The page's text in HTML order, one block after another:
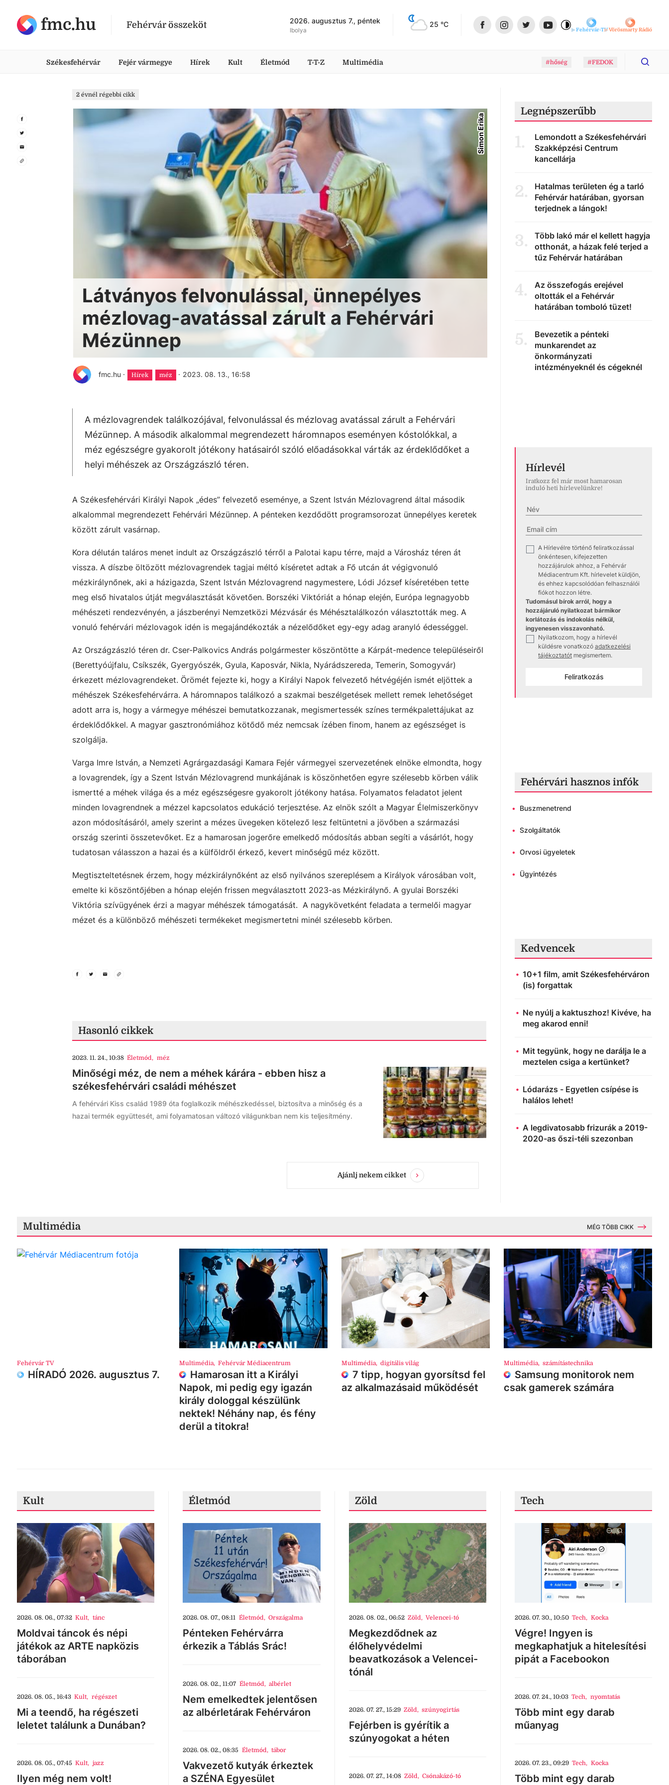
fmc.hu Fehérvár összeköt 2026. augusztus 7., péntek
Ibolya
25 °C
Fehérvár-TVVörösmarty Rádió
Székesfehérvár Fejér vármegye Hírek Kult Életmód T-T-Z Multimédia #hőség #FEDOK
2 évnél régebbi cikk
Simon Erika
Látványos felvonulással, ünnepélyes
mézlovag-avatással zárult a Fehérvári
Mézünnep
fmc.hu · Hírek méz · 2023. 08. 13., 16:58
A mézlovagrendek találkozójával, felvonulással és mézlovag avatással zárult a Fehérvári
Mézünnep. A második alkalommal megrendezett háromnapos eseményen kóstolókkal, a
méz egészségre gyakorolt jótékony hatásairól szóló előadásokkal várták az érdeklődőket a
helyi méhészek az Országzászló téren.
A Székesfehérvári Királyi Napok „édes” felvezető eseménye, a Szent István Mézlovagrend által második
alkalommal megrendezett Fehérvári Mézünnep. A pénteken kezdődött programsorozat ünnepélyes keretek
között zárult vasárnap.
Kora délután taláros menet indult az Országzászló térről a Palotai kapu térre, majd a Városház téren át
vissza. A díszbe öltözött mézlovagrendek tagjai méltó kíséretet adtak a Fő utcán át végigvonuló
mézkirálynőnek, aki a házigazda, Szent István Mézlovagrend nagymestere, Lódi József kíséretében tette
meg első hivatalos útját megválasztását követően. Borszéki Viktóriát a hónap elején, Európa legnagyobb
méhészeti rendezvényén, a jászberényi Nemzetközi Mézvásár és Méhésztalálkozón választották meg. A
vonuló fehérvári mézlovagok idén is megajándékozták a nézelődőket egy-egy adag aranyló édességgel.
Az Országzászló téren dr. Cser-Palkovics András polgármester köszöntötte a Kárpát-medence településeiről
(Berettyóújfalu, Csíkszék, Gyergyószék, Gyula, Kaposvár, Nikla, Nyárádszereda, Temerin, Somogyvár)
érkezett mézlovagrendeket. Örömét fejezte ki, hogy a Királyi Napok felvezető hétvégéjén ismét eljöttek a
méhészek Székesfehérvárra. A háromnapos találkozó a szakmai beszélgetések mellett remek lehetőséget
adott arra is, hogy a vármegye méhészei bemutatkozzanak, megismertessék színes termékpalettájukat az
érdeklődőkkel. A magyar gasztronómiához kötődő méz nemcsak ízében finom, hanem az egészséget is
szolgálja.
Varga Imre István, a Nemzeti Agrárgazdasági Kamara Fejér vármegyei szervezetének elnöke elmondta, hogy
a lovagrendek, így a Szent István Mézlovagrend munkájának is köszönhetően egyre szélesebb körben válik
ismertté a méhek világa és a méz egészségesre gyakorolt jótékony hatása. Folyamatos feladatot jelent
minden lovagrendnek a mézzel kapcsolatos edukáció terjesztése. Az elnök szólt a Magyar Élelmiszerkönyv
azon módosításáról, amely szerint a mézes üvegeken kötelező lesz feltüntetni a jövőben a származási
ország szerinti összetevőket. Ez a hamarosan jogerőre emelkedő módosítás abban segíti a vásárlót, hogy
tudatosan válasszon a hazai és a külföldről érkező, kevert minőségű méz között.
Megtiszteltetésnek érzem, hogy mézkirálynőként az első nyilvános szereplésem a Királyok városában volt,
emelte ki köszöntőjében a hónap elején frissen megválasztott 2023-as Mézkirálynő. A gyulai Borszéki
Viktória szívügyének érzi a magyar méhészek támogatását. A nagykövetként feladata a termelői magyar
mézet és a különböző méhészeti termékeket megismertetni minél szélesebb körben.
Hasonló cikkek
2023. 11. 24., 10:38 Életmód, méz
Minőségi méz, de nem a méhek kárára - ebben hisz a
székesfehérvári családi méhészet
A fehérvári Kiss család 1989 óta foglalkozik méhészkedéssel, biztosítva a minőség és a
hazai termék együttesét, ami folyamatosan változó világunkban nem kis teljesítmény.
Ajánlj nekem cikket
Legnépszerűbb
1.
Lemondott a Székesfehérvári
Szakképzési Centrum
kancellárja
2.
Hatalmas területen ég a tarló
Fehérvár határában, gyorsan
terjednek a lángok!
3.
Több lakó már el kellett hagyja
otthonát, a házak felé terjed a
tűz Fehérvár határában
4.
Az összefogás erejével
oltották el a Fehérvár
határában tomboló tüzet!
5.
Bevezetik a pénteki
munkarendet az
önkormányzati
intézményeknél és cégeknél
Hírlevél
Iratkozz fel már most hamarosan
induló heti hírlevelünkre!
A Hírlevélre történő feliratkozással
önkéntesen, kifejezetten
hozzájárulok ahhoz, a Fehérvár
Médiacentrum Kft. hírlevelet küldjön,
és ehhez kapcsolódóan felhasználói
fiókot hozzon létre.
Tudomásul bírok arról, hogy a
hozzájáruló nyilatkozat bármikor
korlátozás és indokolás nélkül,
ingyenesen visszavonható.
Nyilatkozom, hogy a hírlevél
küldésre vonatkozó adatkezelési
tájékoztatót megismertem.
Feliratkozás
Fehérvári hasznos infók
• Buszmenetrend
• Szolgáltatók
• Orvosi ügyeletek
• Ügyintézés
Kedvencek
10+1 film, amit Székesfehérváron
(is) forgattak
Ne nyúlj a kaktuszhoz! Kivéve, ha
meg akarod enni!
Mit tegyünk, hogy ne darálja le a
meztelen csiga a kertünket?
Lódarázs - Egyetlen csípése is
halálos lehet!
A legdivatosabb frizurák a 2019-
2020-as őszi-téli szezonban
Multimédia MÉG TÖBB CIKK
Fehérvár TV
HÍRADÓ 2026. augusztus 7.
Multimédia, Fehérvár Médiacentrum
Hamarosan itt a Királyi
Napok, mi pedig egy igazán
király dologgal készülünk
nektek! Néhány nap, és fény
derül a titokra!
Multimédia, digitális világ
7 tipp, hogyan gyorsítsd fel
az alkalmazásaid működését
Multimédia, számítástechnika
Samsung monitorok nem
csak gamerek számára
Kult
2026. 08. 06., 07:32 Kult, tánc
Moldvai táncok és népi
játékok az ARTE napközis
táborában
2026. 08. 05., 16:43 Kult, régészet
Mi a teendő, ha régészeti
leletet találunk a Dunában?
2026. 08. 05., 07:45 Kult, jazz
Ilyen még nem volt!
Életmód
2026. 08. 07., 08:11 Életmód, Országalma
Pénteken Fehérvárra
érkezik a Táblás Srác!
2026. 08. 02., 11:07 Életmód, albérlet
Nem emelkedtek jelentősen
az albérletárak Fehérváron
2026. 08. 02., 08:35 Életmód, tábor
Vakvezető kutyák érkeztek
a SZÉNA Egyesület
Zöld
2026. 08. 02., 06:52 Zöld, Velencei-tó
Megkezdődnek az
élőhelyvédelmi
beavatkozások a Velencei-
tónál
2026. 07. 27., 15:29 Zöld, szúnyogirtás
Fejérben is gyérítik a
szúnyogokat a héten
2026. 07. 27., 14:08 Zöld, Csónakázó-tó
Tech
2026. 07. 30., 10:50 Tech, Kocka
Végre! Ingyen is
megkaphatjuk a hitelesítési
pipát a Facebookon
2026. 07. 24., 10:03 Tech, nyomtatás
Több mint egy darab
műanyag
2026. 07. 23., 09:29 Tech, Kocka
Több mint egy darab